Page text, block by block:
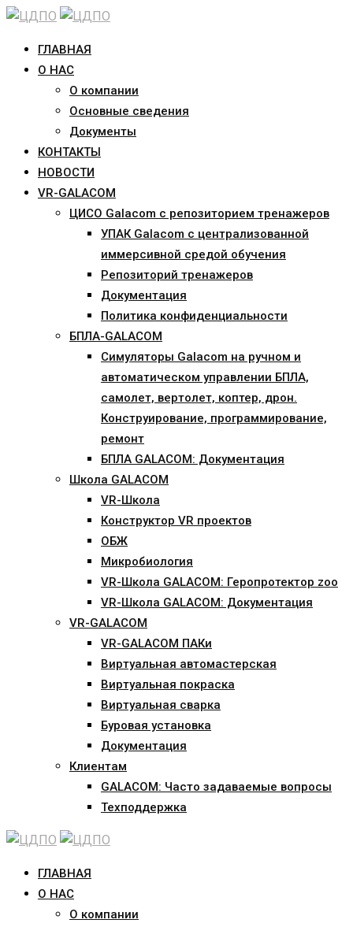
Skip
contentГЛАВНАЯ
О НАС
О компании
Основные сведения
Документы
КОНТАКТЫ
НОВОСТИ
VR-GALACOM
ЦИСО Galacom с репозиторием тренажеров
УПАК Galacom с централизованной
иммерсивной средой обучения
Репозиторий тренажеров
Документация
Политика конфиденциальности
БПЛА-GALACOM
Симуляторы Galacom на ручном и
автоматическом управлении БПЛА,
самолет, вертолет, коптер, дрон.
Конструирование, программирование,
ремонт
БПЛА GALACOM: Документация
Школа GALACOM
VR-Школа
Конструктор VR проектов
ОБЖ
Микробиология
VR-Школа GALACOM: Геропротектор zoo
VR-Школа GALACOM: Документация
VR-GALACOM
VR-GALACOM ПАКи
Виртуальная автомастерская
Виртуальная покраска
Виртуальная сварка
Буровая установка
Документация
Клиентам
GALACOM: Часто задаваемые вопросы
Техподдержка
ГЛАВНАЯ
О НАС
О компании